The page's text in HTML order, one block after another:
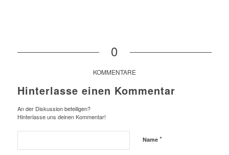
0
KOMMENTARE
Hinterlasse einen Kommentar
An der Diskussion beteiligen?
Hinterlasse uns deinen Kommentar!
Name *